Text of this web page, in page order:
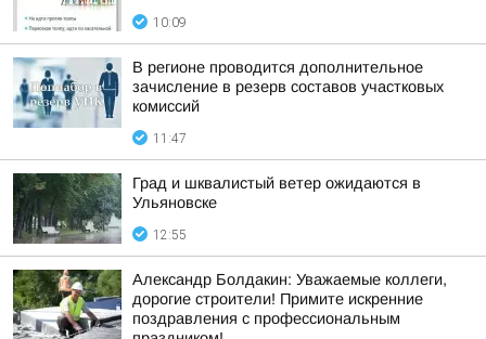
10:09
В регионе проводится дополнительное
зачисление в резерв составов участковых
комиссий
11:47
Град и шквалистый ветер ожидаются в
Ульяновске
12:55
Александр Болдакин: Уважаемые коллеги,
дорогие строители! Примите искренние
поздравления с профессиональным